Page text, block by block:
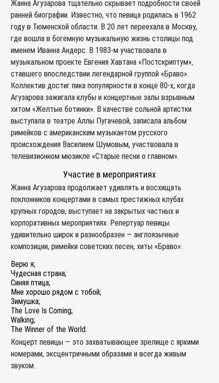
Жанна Агузарова тщательно скрывает подробности своей
ранней биографии. Известно, что певица родилась в 1962
году в Тюменской области. В 20 лет переехала в Москву,
где вошла в богемную музыкальную жизнь столицы под
именем Иванна Андерс. В 1983-м участвовала в
музыкальном проекте Евгения Хавтана «Постскриптум»,
ставшего впоследствии легендарной группой «Браво».
Коллектив достиг пика популярности в конце 80-х, когда
Агузарова зажигала клубы и концертные залы взрывным
хитом «Желтые ботинки». В качестве сольной артистки
выступала в театре Аллы Пугачевой, записала альбом
римейков с американским музыкантом русского
происхождения Василием Шумовым, участвовала в
телевизионном мюзикле «Старые песни о главном».
Участие в мероприятиях
Жанна Агузарова продолжает удивлять и восхищать
поклонников концертами в самых престижных клубах
крупных городов, выступает на закрытых частных и
корпоративных мероприятиях. Репертуар певицы
удивительно широк и разнообразен — англоязычные
композиции, римейки советских песен, хиты «Браво»:
Верю я;
Чудесная страна;
Синяя птица;
Мне хорошо рядом с тобой;
Зимушка;
The Love Is Coming;
Walking;
The Winner of the World.
Концерт певицы — это захватывающее зрелище с яркими
номерами, эксцентричными образами и всегда живым
звуком.